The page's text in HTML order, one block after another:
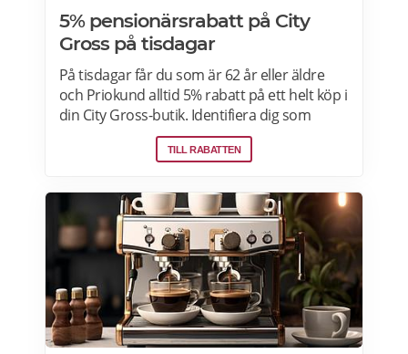
5% pensionärsrabatt på City
Gross på tisdagar
På tisdagar får du som är 62 år eller äldre
och Priokund alltid 5% rabatt på ett helt köp i
din City Gross-butik. Identifiera dig som
Priokund och säg bara till i kassan i butiken
så löser vi in rabatten. Gäller ej citygross.se,
nikotinprodukter, läkemedel,
välgörenhetsprodukter,
modersmjölksersättning, presentkort och
pant. Läs mer om pensionärsrabatter på City
TILL RABATTEN